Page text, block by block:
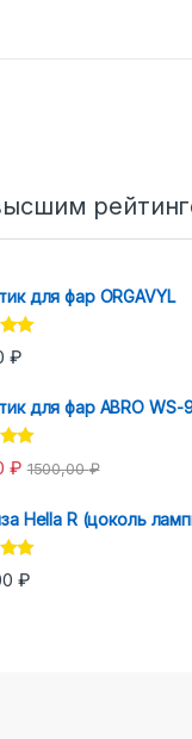
для фар ORGAVYL
5.00
₽
для фар ABRO WS-
5.00
₽ 1500,00₽
Hella R (цоколь
5.00
₽